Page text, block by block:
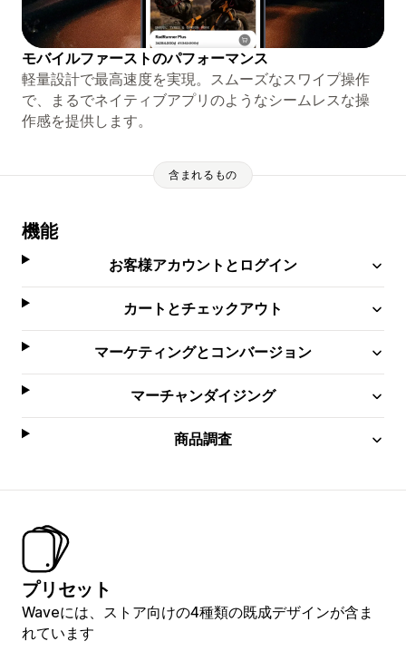
モバイルファーストのパフォーマンス
軽量設計で最高速度を実現。スムーズなスワイプ操作
で、まるでネイティブアプリのようなシームレスな操
作感を提供します。
含まれるもの
機能
お客様アカウントとログイン
カートとチェックアウト
マーケティングとコンバージョン
マーチャンダイジング
商品調査
プリセット
Waveには、ストア向けの4種類の既成デザインが含ま
れています